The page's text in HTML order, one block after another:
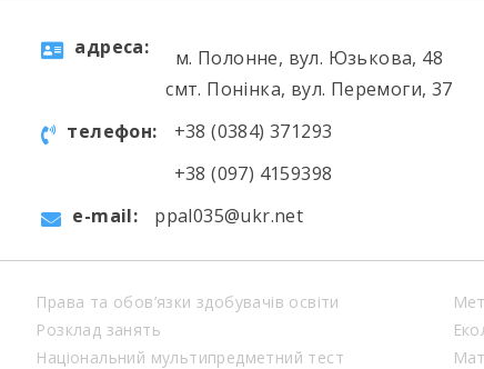
aдресa:
м. Полонне, вул. Юзькова, 48
смт. Понінка, вул. Перемоги, 37
телефон:
+38 (0384) 371293
+38 (097) 4159398
e-mail:
ppal035@ukr.net
Права та обов’язки здобувачів освіти
Розклад занять
Національний мультипредметний тест